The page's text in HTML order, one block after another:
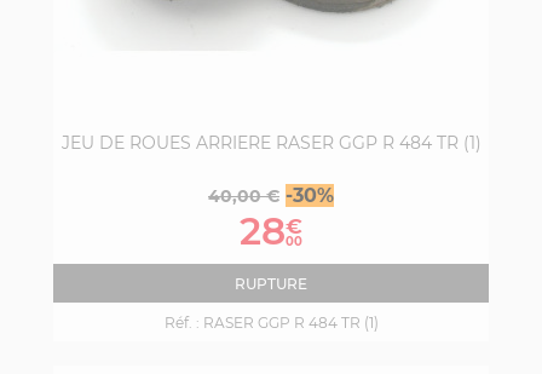
JEU DE ROUES ARRIERE RASER GGP R 484 TR (1)
Prix
base
40,00 € -30%Prix
28€
00
RUPTURE
Réf. : RASER GGP R 484 TR (1)